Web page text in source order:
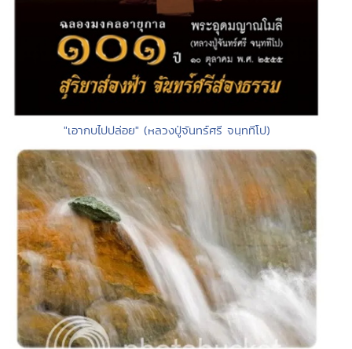
"เอากบไปปล่อย" (หลวงปู่จันทร์ศรี จนฺททีโป)